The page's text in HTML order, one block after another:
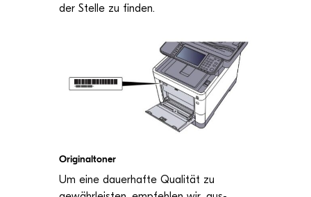
der Stelle zu finden.
Ori­gi­nal­to­ner
Um eine dau­er­hafte Qua­li­tät zu